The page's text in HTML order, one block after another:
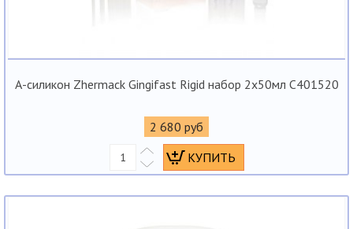
А-силикон Zhermack Gingifast Rigid набор 2x50мл С401520
2 680 руб